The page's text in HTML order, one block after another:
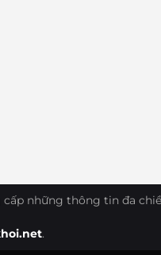
những thông tin đa
.